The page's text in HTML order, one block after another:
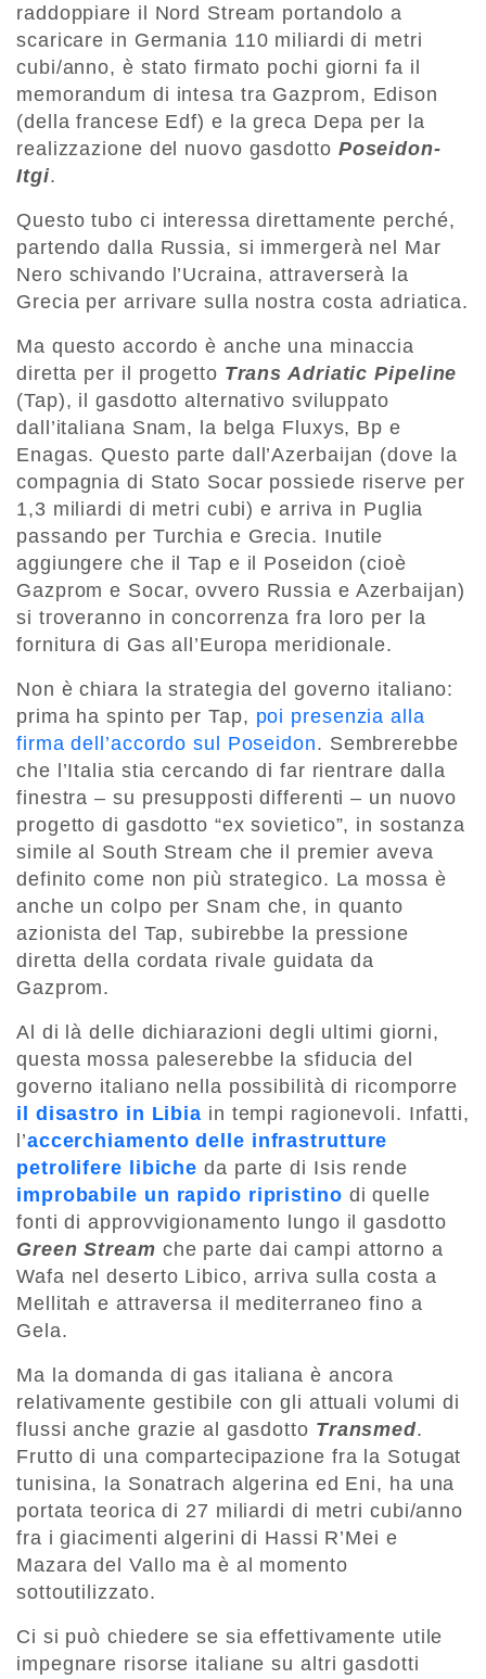
raddoppiare il Nord Stream portandolo a
scaricare in Germania 110 miliardi di metri
cubi/anno, è stato firmato pochi giorni fa il
memorandum di intesa tra Gazprom, Edison
(della francese Edf) e la greca Depa per la
realizzazione del nuovo gasdotto Poseidon-
Itgi.
Questo tubo ci interessa direttamente perché,
partendo dalla Russia, si immergerà nel Mar
Nero schivando l’Ucraina, attraverserà la
Grecia per arrivare sulla nostra costa adriatica.
Ma questo accordo è anche una minaccia
diretta per il progetto Trans Adriatic Pipeline
(Tap), il gasdotto alternativo sviluppato
dall’italiana Snam, la belga Fluxys, Bp e
Enagas. Questo parte dall’Azerbaijan (dove la
compagnia di Stato Socar possiede riserve per
1,3 miliardi di metri cubi) e arriva in Puglia
passando per Turchia e Grecia. Inutile
aggiungere che il Tap e il Poseidon (cioè
Gazprom e Socar, ovvero Russia e Azerbaijan)
si troveranno in concorrenza fra loro per la
fornitura di Gas all’Europa meridionale.
Non è chiara la strategia del governo italiano:
prima ha spinto per Tap, poi presenzia alla
firma dell’accordo sul Poseidon. Sembrerebbe
che l’Italia stia cercando di far rientrare dalla
finestra – su presupposti differenti – un nuovo
progetto di gasdotto “ex sovietico”, in sostanza
simile al South Stream che il premier aveva
definito come non più strategico. La mossa è
anche un colpo per Snam che, in quanto
azionista del Tap, subirebbe la pressione
diretta della cordata rivale guidata da
Gazprom.
Al di là delle dichiarazioni degli ultimi giorni,
questa mossa paleserebbe la sfiducia del
governo italiano nella possibilità di ricomporre
il disastro in Libia in tempi ragionevoli. Infatti,
l’accerchiamento delle infrastrutture
petrolifere libiche da parte di Isis rende
improbabile un rapido ripristino di quelle
fonti di approvvigionamento lungo il gasdotto
Green Stream che parte dai campi attorno a
Wafa nel deserto Libico, arriva sulla costa a
Mellitah e attraversa il mediterraneo fino a
Gela.
Ma la domanda di gas italiana è ancora
relativamente gestibile con gli attuali volumi di
flussi anche grazie al gasdotto Transmed.
Frutto di una compartecipazione fra la Sotugat
tunisina, la Sonatrach algerina ed Eni, ha una
portata teorica di 27 miliardi di metri cubi/anno
fra i giacimenti algerini di Hassi R’Mei e
Mazara del Vallo ma è al momento
sottoutilizzato.
Ci si può chiedere se sia effettivamente utile
impegnare risorse italiane su altri gasdotti